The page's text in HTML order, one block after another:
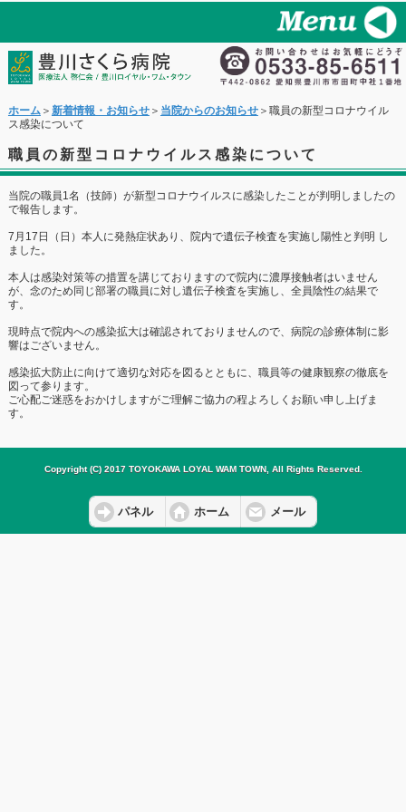
ホーム＞ 新着情報・お知らせ＞ 当院からのお知らせ＞職員の新型コロナウイル
ス感染について
職員の新型コロナウイルス感染について
当院の職員1名（技師）が新型コロナウイルスに感染したことが判明しましたの
で報告します。
7月17日（日）本人に発熱症状あり、院内で遺伝子検査を実施し陽性と判明 し
ました。
本人は感染対策等の措置を講じておりますので院内に濃厚接触者はいません
が、念のため同じ部署の職員に対し遺伝子検査を実施し、全員陰性の結果で
す。
現時点で院内への感染拡大は確認されておりませんので、病院の診療体制に影
響はございません。
感染拡大防止に向けて適切な対応を図るとともに、職員等の健康観察の徹底を
図って参ります。
ご心配ご迷惑をおかけしますがご理解ご協力の程よろしくお願い申し上げま
す。
Copyright (C) 2017 TOYOKAWA LOYAL WAM TOWN, All Rights Reserved.
パネル ホーム メール